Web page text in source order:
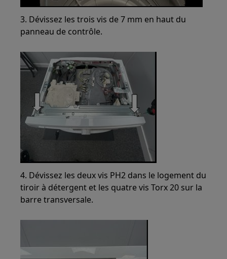
3. Dévissez les trois vis de 7 mm en haut du
panneau de contrôle.
4. Dévissez les deux vis PH2 dans le logement du
tiroir à détergent et les quatre vis Torx 20 sur la
barre transversale.